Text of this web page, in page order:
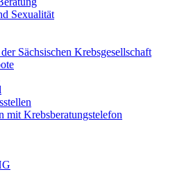
Sexualität
Sächsischen Krebsgesellschaft
mit Krebsberatungstelefon